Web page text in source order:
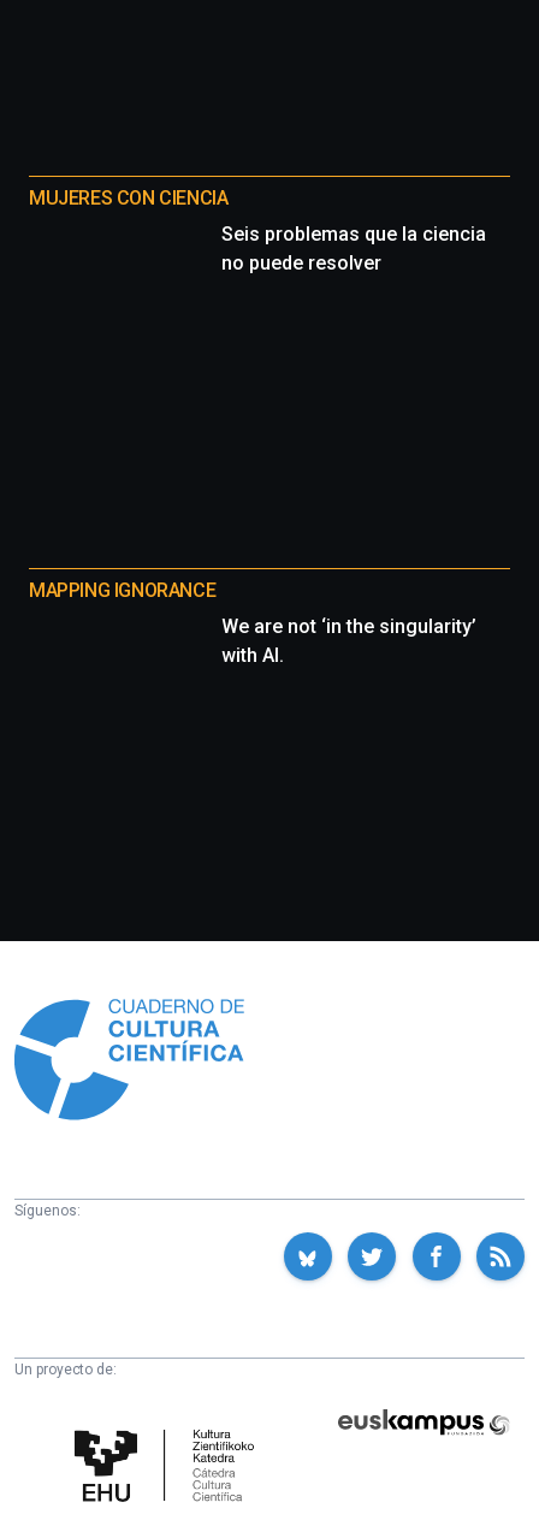
MUJERES CON CIENCIA
Seis problemas que la ciencia
no puede resolver
MAPPING IGNORANCE
We are not ‘in the singularity’
with AI.
Síguenos:
Un proyecto de:
Cultura
Científica
Fundazioa